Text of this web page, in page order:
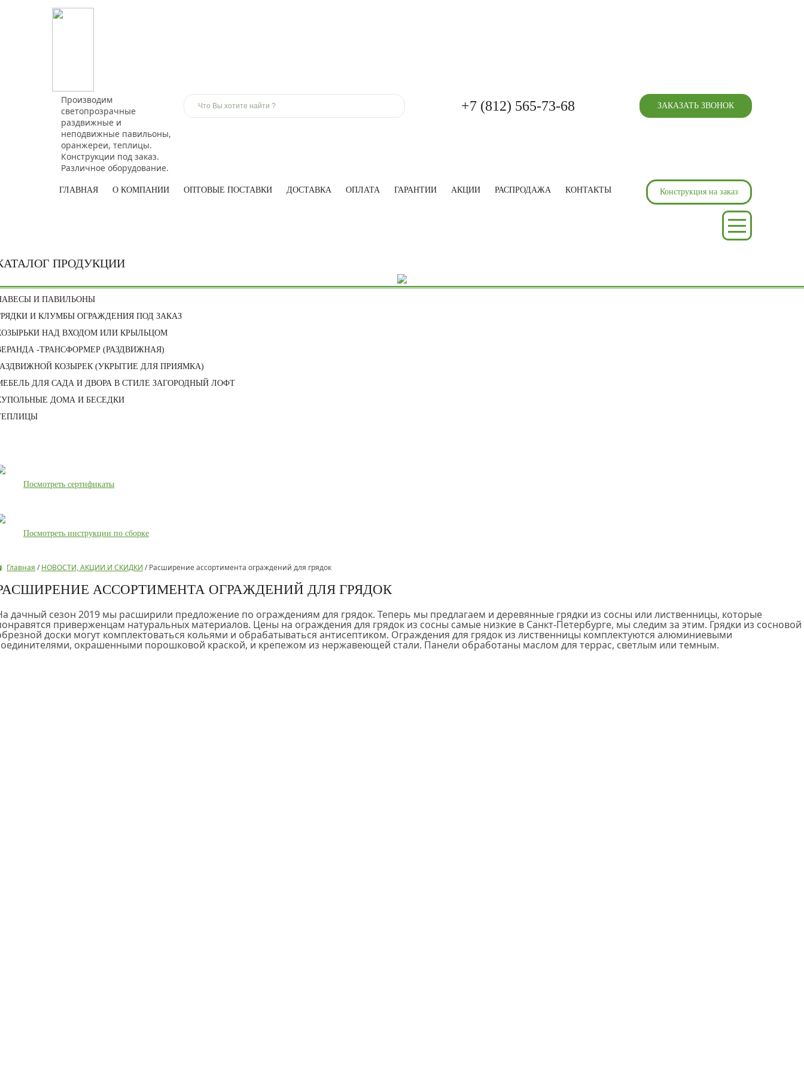
Производим
светопрозрачные
раздвижные и
неподвижные павильоны,
оранжереи, теплицы.
Конструкции под заказ.
Различное оборудование.
+7 (812) 565-73-68 ЗАКАЗАТЬ ЗВОНОК
ГЛАВНАЯ О КОМПАНИИ ОПТОВЫЕ ПОСТАВКИ ДОСТАВКА ОПЛАТА ГАРАНТИИ АКЦИИ РАСПРОДАЖА КОНТАКТЫ Конструкция на заказ
ПРОДУКЦИИ
И ПАВИЛЬОНЫ
И КЛУМБЫ ОГРАЖДЕНИЯ ПОД ЗАКАЗ
НАД ВХОДОМ ИЛИ КРЫЛЬЦОМ
-ТРАНСФОРМЕР (РАЗДВИЖНАЯ)
КОЗЫРЕК (УКРЫТИЕ ДЛЯ ПРИЯМКА)
ДЛЯ САДА И ДВОРА В СТИЛЕ ЗАГОРОДНЫЙ ЛОФТ
ДОМА И БЕСЕДКИ
Посмотреть сертификаты
Посмотреть инструкции по сборке
Главная /НОВОСТИ, АКЦИИ И СКИДКИ /Расширение ассортимента ограждений для грядок
АССОРТИМЕНТА ОГРАЖДЕНИЙ ДЛЯ ГРЯДОК
дачный сезон 2019 мы расширили предложение по ограждениям для грядок. Теперь мы предлагаем и деревянные грядки из сосны или лиственницы, которые
приверженцам натуральных материалов. Цены на ограждения для грядок из сосны самые низкие в Санкт-Петербурге, мы следим за этим. Грядки из сосновой
доски могут комплектоваться кольями и обрабатываться антисептиком. Ограждения для грядок из лиственницы комплектуются алюминиевыми
окрашенными порошковой краской, и крепежом из нержавеющей стали. Панели обработаны маслом для террас, светлым или темным.